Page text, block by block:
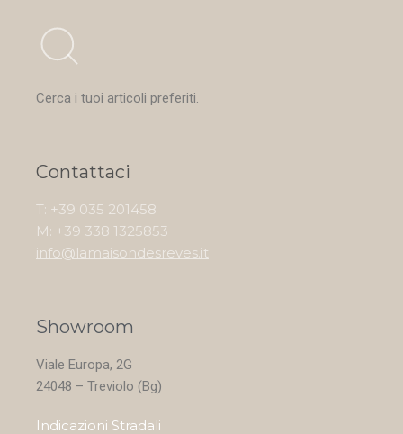
Cerca i tuoi articoli preferiti.
Contattaci
T: +39 035 201458
M: +39 338 1325853
info@lamaisondesreves.it
Showroom
Viale Europa, 2G
24048 – Treviolo (Bg)
Indicazioni Stradali